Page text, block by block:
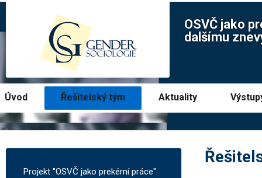
OSVČ jako
dalšímu
Úvod Řešitelský tým Aktuality
Projekt "OSVČ jako prekérní práce"